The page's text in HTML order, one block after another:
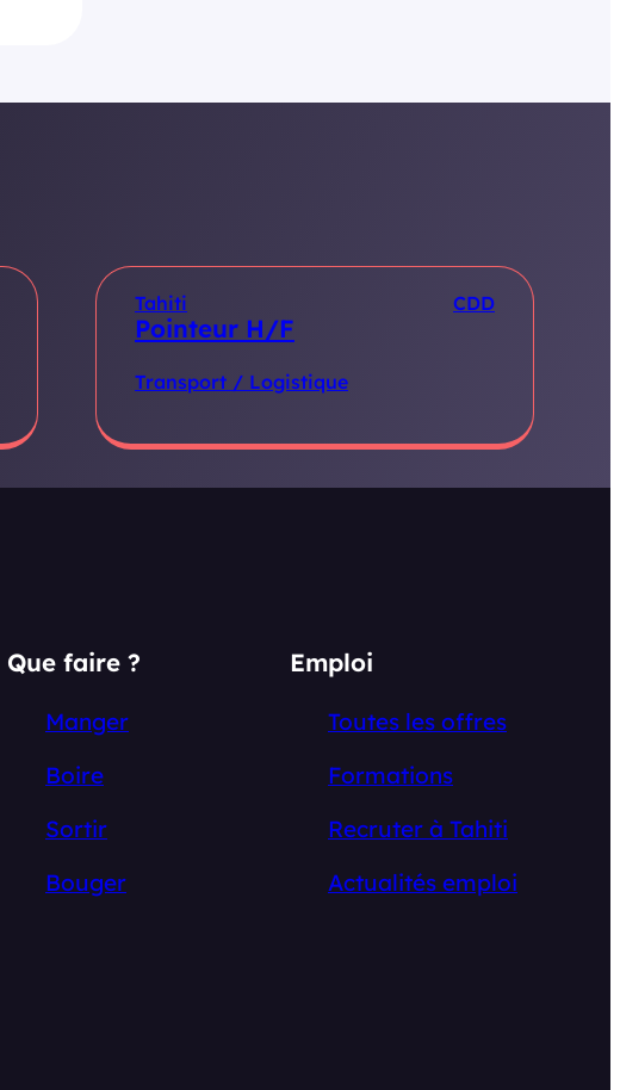
Tahiti CDD
Pointeur H/F
Transport / Logistique
Que faire ?
Manger
Boire
Sortir
Bouger
Emploi
Toutes les offres
Formations
Recruter à Tahiti
Actualités emploi